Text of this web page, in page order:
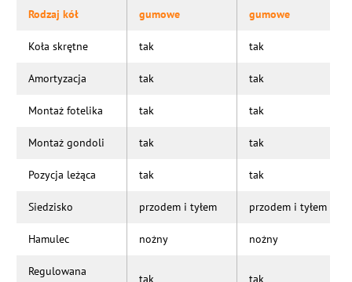
Rodzaj kół gumowe gumowe
Koła skrętne tak tak
Amortyzacja tak tak
Montaż fotelika tak tak
Montaż gondoli tak tak
Pozycja leżąca tak tak
Siedzisko przodem i tyłem przodem i tyłem
Hamulec nożny nożny
Regulowana
tak tak